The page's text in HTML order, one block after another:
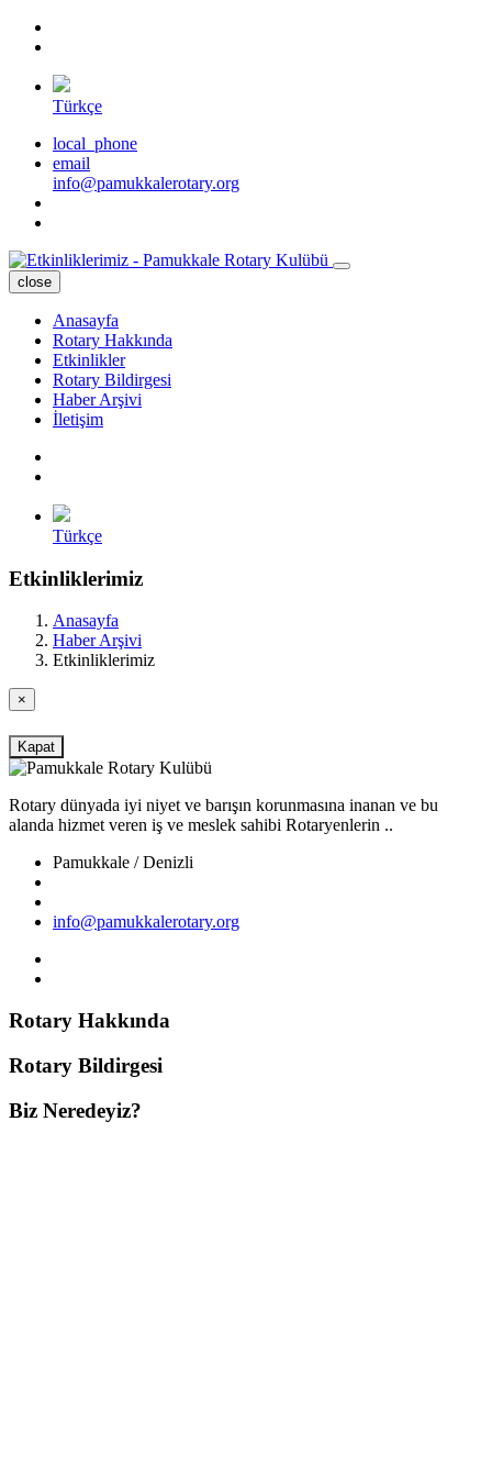
Türkçe
local_phone
email
info@pamukkalerotary.org
close
Anasayfa
Rotary Hakkında
Etkinlikler
Rotary Bildirgesi
Haber Arşivi
İletişim
Türkçe
Etkinliklerimiz
Anasayfa
Haber Arşivi
Etkinliklerimiz
×
Kapat
Rotary dünyada iyi niyet ve barışın korunmasına inanan ve bu
alanda hizmet veren iş ve meslek sahibi Rotaryenlerin ..
Pamukkale / Denizli
info@pamukkalerotary.org
Rotary Hakkında
Rotary Bildirgesi
Biz Neredeyiz?